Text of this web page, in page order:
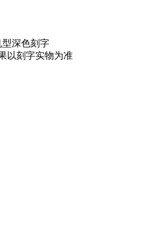
深色刻字
以刻字实物为准